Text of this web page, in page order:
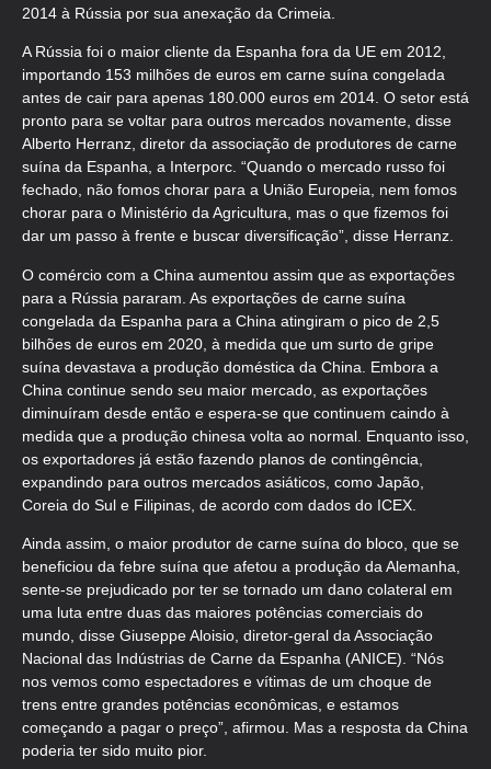
2014 à Rússia por sua anexação da Crimeia.
A Rússia foi o maior cliente da Espanha fora da UE em 2012,
importando 153 milhões de euros em carne suína congelada
antes de cair para apenas 180.000 euros em 2014. O setor está
pronto para se voltar para outros mercados novamente, disse
Alberto Herranz, diretor da associação de produtores de carne
suína da Espanha, a Interporc. “Quando o mercado russo foi
fechado, não fomos chorar para a União Europeia, nem fomos
chorar para o Ministério da Agricultura, mas o que fizemos foi
dar um passo à frente e buscar diversificação”, disse Herranz.
O comércio com a China aumentou assim que as exportações
para a Rússia pararam. As exportações de carne suína
congelada da Espanha para a China atingiram o pico de 2,5
bilhões de euros em 2020, à medida que um surto de gripe
suína devastava a produção doméstica da China. Embora a
China continue sendo seu maior mercado, as exportações
diminuíram desde então e espera-se que continuem caindo à
medida que a produção chinesa volta ao normal. Enquanto isso,
os exportadores já estão fazendo planos de contingência,
expandindo para outros mercados asiáticos, como Japão,
Coreia do Sul e Filipinas, de acordo com dados do ICEX.
Ainda assim, o maior produtor de carne suína do bloco, que se
beneficiou da febre suína que afetou a produção da Alemanha,
sente-se prejudicado por ter se tornado um dano colateral em
uma luta entre duas das maiores potências comerciais do
mundo, disse Giuseppe Aloisio, diretor-geral da Associação
Nacional das Indústrias de Carne da Espanha (ANICE). “Nós
nos vemos como espectadores e vítimas de um choque de
trens entre grandes potências econômicas, e estamos
começando a pagar o preço”, afirmou. Mas a resposta da China
poderia ter sido muito pior.